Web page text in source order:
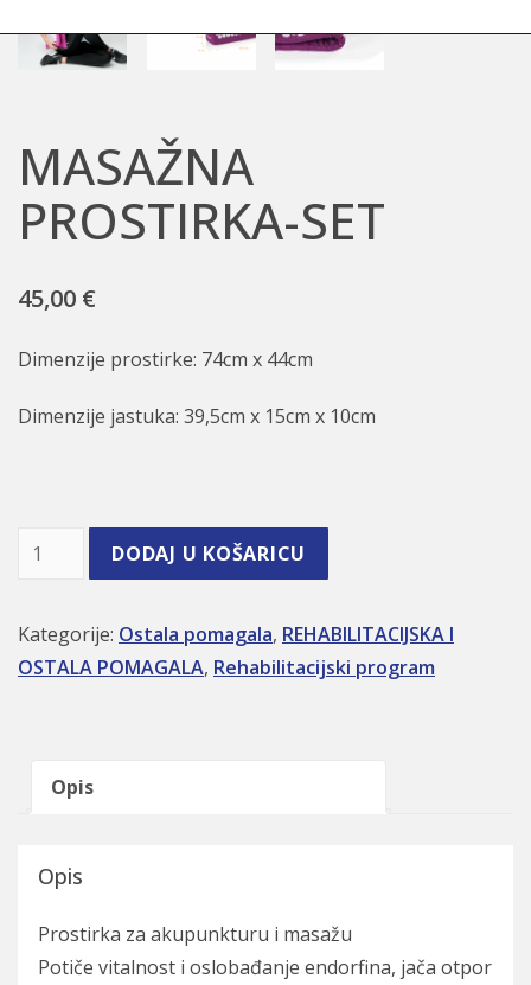
MASAŽNA
PROSTIRKA-SET
45,00 €
Dimenzije prostirke: 74cm x 44cm
Dimenzije jastuka: 39,5cm x 15cm x 10cm
MASAŽNA PROSTIRKA-SET količina
DODAJ U KOŠARICU
Kategorije: Ostala pomagala, REHABILITACIJSKA I
OSTALA POMAGALA, Rehabilitacijski program
Opis
Opis
Prostirka za akupunkturu i masažu
Potiče vitalnost i oslobađanje endorfina, jača otpor